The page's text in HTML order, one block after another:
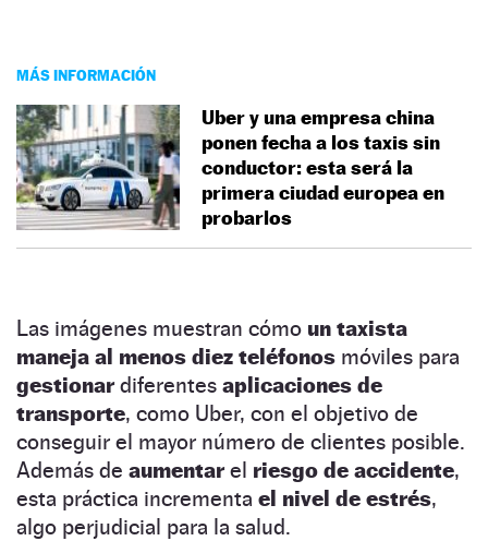
MÁS INFORMACIÓN
Uber y una empresa china
ponen fecha a los taxis sin
conductor: esta será la
primera ciudad europea en
probarlos
Las imágenes muestran cómo un taxista
maneja al menos diez teléfonos móviles para
gestionardiferentes aplicaciones de
transporte, como Uber, con el objetivo de
conseguir el mayor número de clientes posible.
Además de aumentarel riesgo de accidente,
esta práctica incrementa el nivel de estrés,
algo perjudicial para la salud.